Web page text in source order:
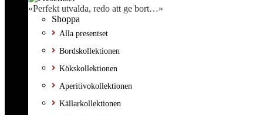
«Perfekt utvalda, redo att ge bort…»
Shoppa
Alla presentset
Bordskollektionen
Kökskollektionen
Aperitivokollektionen
Källarkollektionen